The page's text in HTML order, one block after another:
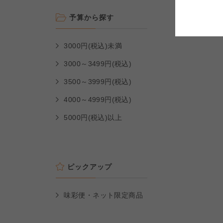
予算から探す
3000円(税込)未満
3000～3499円(税込)
3500～3999円(税込)
4000～4999円(税込)
5000円(税込)以上
ピックアップ
味彩便・ネット限定商品
よどがわ市民生協